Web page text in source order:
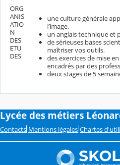
ORG
ANIS
ATIO
N
DES
ETU
DES
une culture générale
l’image.
un anglais technique et
de sérieuses bases
maîtriser vos outils.
des exercices de mise
encadrés par des
deux stages de 5
Lycée des métiers
Contacts Mentions légales Chartes